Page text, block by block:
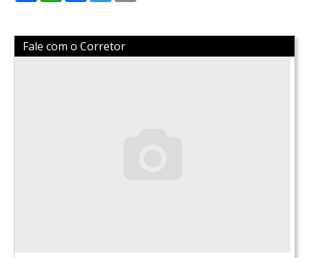
Fale com o Corretor